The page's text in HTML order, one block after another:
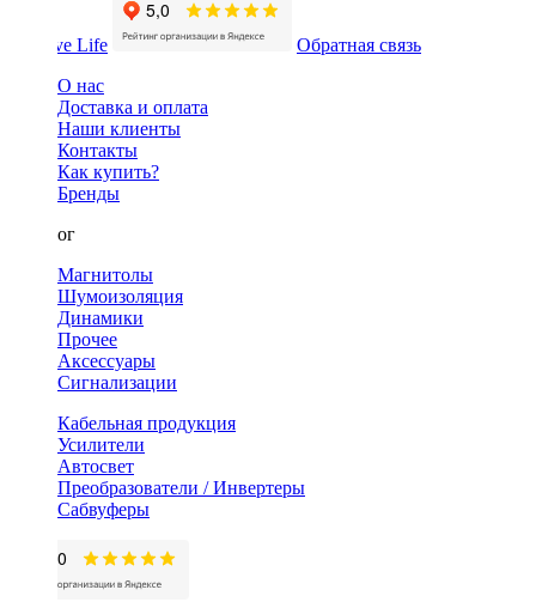
Обратная связь
О нас
Доставка и оплата
Наши клиенты
Контакты
Как купить?
Бренды
Каталог
Магнитолы
Шумоизоляция
Динамики
Прочее
Аксессуары
Сигнализации
Кабельная продукция
Усилители
Автосвет
Преобразователи / Инвертеры
Сабвуферы